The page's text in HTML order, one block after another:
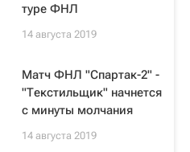
туре ФНЛ
14 августа 2019
Матч ФНЛ "Спартак-2" -
"Текстильщик" начнется
с минуты молчания
14 августа 2019